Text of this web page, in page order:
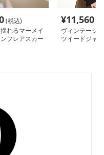
(税込)
れるマーメイ
フレアスカー
¥11,560
ヴィンテージ
ツイードジャ